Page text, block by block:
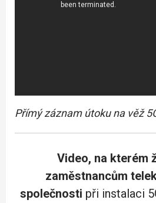
Přímý záznam útoku na věž
Video, na kterém
zaměstnancům
společnosti při instalaci